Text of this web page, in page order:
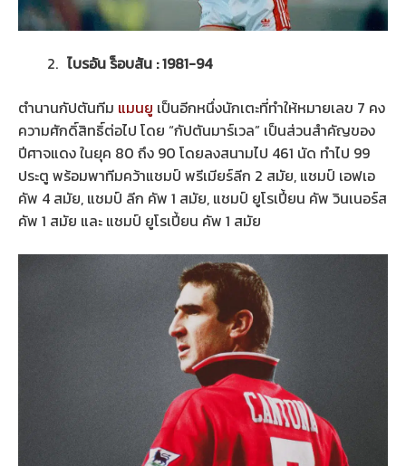
ไบรอัน ร็อบสัน : 1981-94
ตำนานกัปตันทีม แมนยู เป็นอีกหนึ่งนักเตะที่ทำให้หมายเลข 7 คง
ความศักดิ์สิทธิ์ต่อไป โดย “กัปตันมาร์เวล” เป็นส่วนสำคัญของ
ปีศาจแดง ในยุค 80 ถึง 90 โดยลงสนามไป 461 นัด ทำไป 99
ประตู พร้อมพาทีมคว้าแชมป์ พรีเมียร์ลีก 2 สมัย, แชมป์ เอฟเอ
คัพ 4 สมัย, แชมป์ ลีก คัพ 1 สมัย, แชมป์ ยูโรเปี้ยน คัพ วินเนอร์ส
คัพ 1 สมัย และ แชมป์ ยูโรเปี้ยน คัพ 1 สมัย